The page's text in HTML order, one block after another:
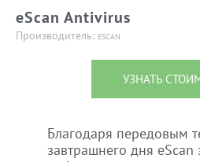
eScan Antivirus
Производитель: ESCAN
УЗНАТЬ
Благодаря передовым
завтрашнего дня eScan